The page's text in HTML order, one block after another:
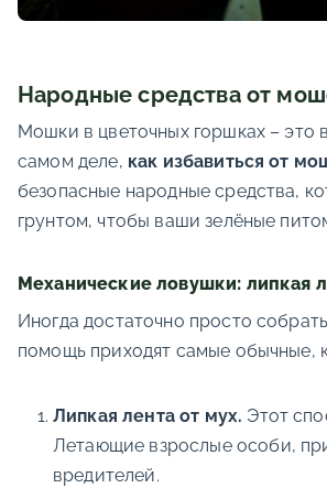
Народные средства от
Мошки в цветочных горшках – это
самом деле, как избавиться от
безопасные народные средства,
грунтом, чтобы ваши зелёные
Механические ловушки: липкая
Иногда достаточно просто
помощь приходят самые обычные,
Липкая лента от мух. Этот
Летающие взрослые особи,
вредителей.